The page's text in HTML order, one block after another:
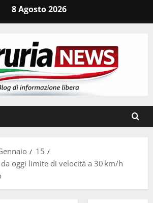
8 Agosto 2026
15
da oggi limite di velocità a 30 km/h